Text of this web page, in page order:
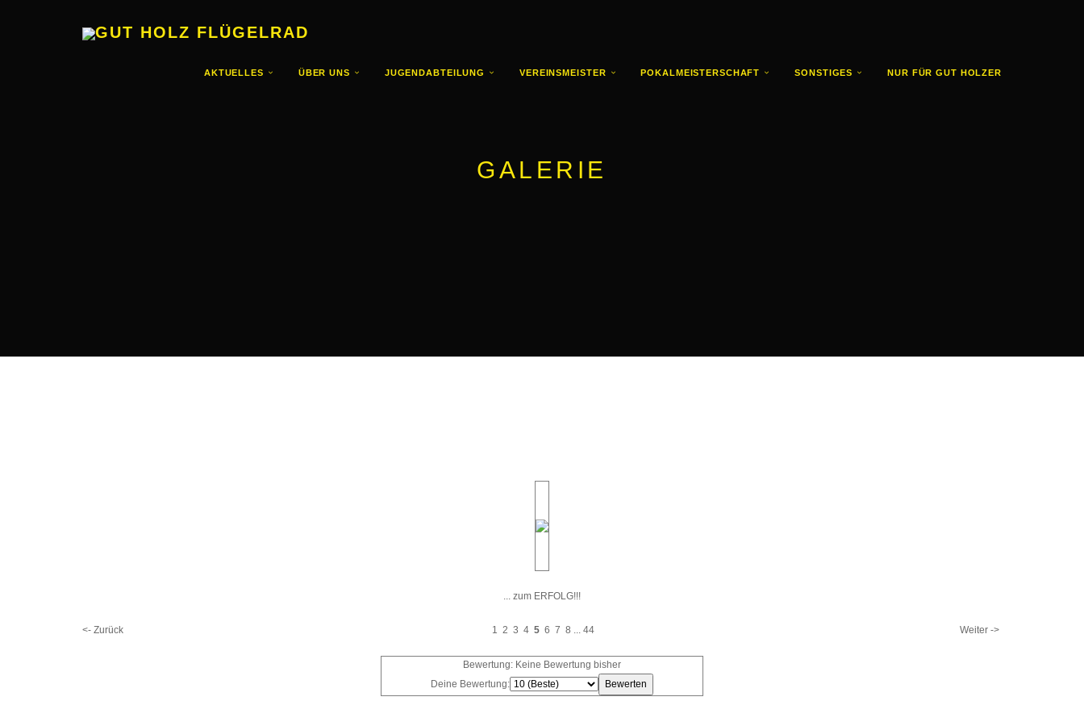
GUT HOLZ FLÜGELRAD
AKTUELLES ÜBER UNS JUGENDABTEILUNG VEREINSMEISTER POKALMEISTERSCHAFT SONSTIGES NUR FÜR GUT HOLZER
GALERIE
... zum ERFOLG!!!
<- Zurück 1 2 3 4 5 6 7 8 ... 44 Weiter ->
Bewertung: Keine Bewertung bisher
Deine Bewertung: